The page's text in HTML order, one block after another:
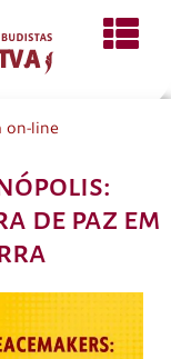
on-line
de paz em